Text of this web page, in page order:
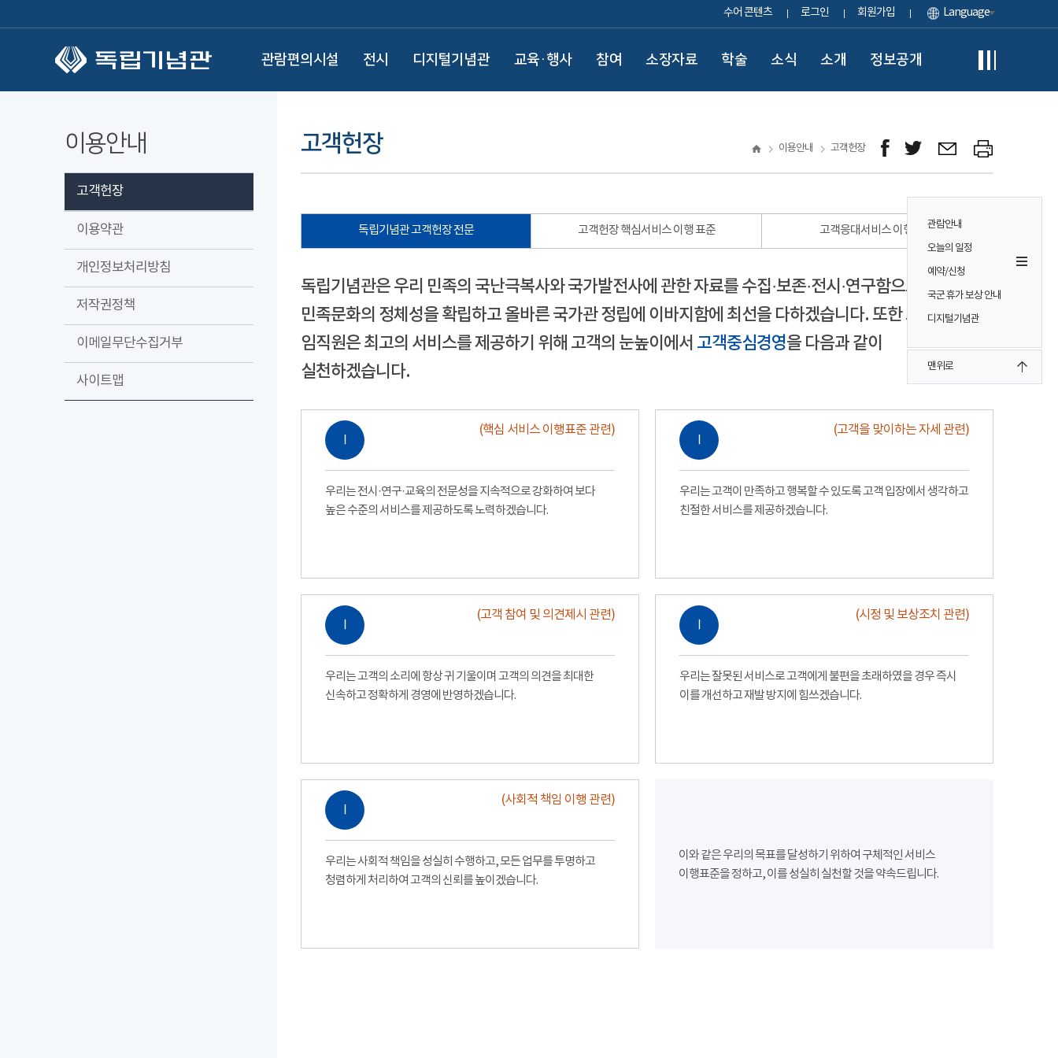
수어 콘텐츠 로그인 회원가입 Language
관람편의시설 전시 디지털기념관 교육·행사 참여 소장자료 학술 소식 소개 정보공개
관람안내
오늘의 일정
예약/신청
국군 휴가 보상 안내
디지털기념관
맨위로
이용안내
고객헌장
이용약관
개인정보처리방침
저작권정책
이메일무단수집거부
사이트맵
고객헌장 이용안내 고객헌장
독립기념관 고객헌장 전문 고객헌장 핵심서비스 이행 표준 고객응대서비스 이행 표준
독립기념관은 우리 민족의 국난극복사와 국가발전사에 관한 자료를 수집·보존·전시·연구함으로써
민족문화의 정체성을 확립하고 올바른 국가관 정립에 이바지함에 최선을 다하겠습니다. 또한 모든
임직원은 최고의 서비스를 제공하기 위해 고객의 눈높이에서 고객중심경영을 다음과 같이
실천하겠습니다.
Ⅰ
(핵심 서비스 이행표준 관련)
우리는 전시·연구·교육의 전문성을 지속적으로 강화하여 보다
높은 수준의 서비스를 제공하도록 노력하겠습니다.
Ⅰ
(고객을 맞이하는 자세 관련)
우리는 고객이 만족하고 행복할 수 있도록 고객 입장에서 생각하고
친절한 서비스를 제공하겠습니다.
Ⅰ
(고객 참여 및 의견제시 관련)
우리는 고객의 소리에 항상 귀 기울이며 고객의 의견을 최대한
신속하고 정확하게 경영에 반영하겠습니다.
Ⅰ
(시정 및 보상조치 관련)
우리는 잘못된 서비스로 고객에게 불편을 초래하였을 경우 즉시
이를 개선하고 재발 방지에 힘쓰겠습니다.
Ⅰ
(사회적 책임 이행 관련)
우리는 사회적 책임을 성실히 수행하고, 모든 업무를 투명하고
청렴하게 처리하여 고객의 신뢰를 높이겠습니다.
이와 같은 우리의 목표를 달성하기 위하여 구체적인 서비스
이행표준을 정하고, 이를 성실히 실천할 것을 약속드립니다.